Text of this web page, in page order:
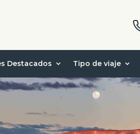
Destacados Tipo de viaje